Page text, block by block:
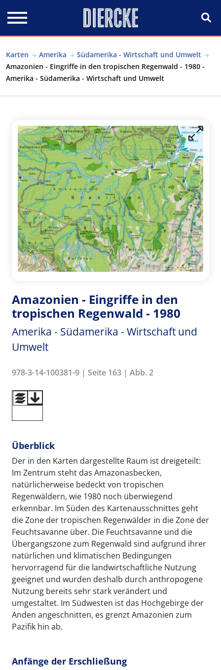
Karten Amerika
Südamerika - Wirtschaft und Umwelt
Amazonien - Eingriffe in den tropischen Regenwald - 1980 -
Amerika - Südamerika - Wirtschaft und Umwelt
Amazonien - Eingriffe in den
tropischen Regenwald - 1980
Amerika - Südamerika - Wirtschaft und
Umwelt
978-3-14-100381-9 | Seite 163 | Abb. 2
Überblick
Der in den Karten dargestellte Raum ist dreigeteilt:
Im Zentrum steht das Amazonasbecken,
natürlicherweise bedeckt von tropischen
Regenwäldern, wie 1980 noch überwiegend
erkennbar. Im Süden des Kartenausschnittes geht
die Zone der tropischen Regenwälder in die Zone der
Feuchtsavanne über. Die Feuchtsavanne und die
Übergangszone zum Regenwald sind aufgrund ihrer
natürlichen und klimatischen Bedingungen
hervorragend für die landwirtschaftliche Nutzung
geeignet und wurden deshalb durch anthropogene
Nutzung bereits sehr stark verändert und
umgestaltet. Im Südwesten ist das Hochgebirge der
Anden angeschnitten, es grenzt Amazonien zum
Pazifik hin ab.
Anfänge der Erschließung